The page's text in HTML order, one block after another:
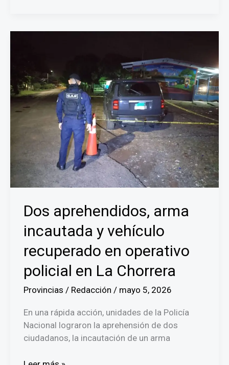
homicidio
registrado
en
diciembre
2024
Dos aprehendidos, arma
incautada y vehículo
recuperado en operativo
policial en La Chorrera
Provincias / Redacción / mayo 5, 2026
En una rápida acción, unidades de la Policía
Nacional lograron la aprehensión de dos
ciudadanos, la incautación de un arma